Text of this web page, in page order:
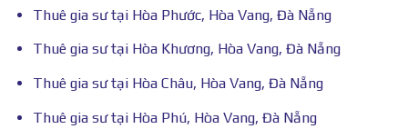
Thuê gia sư tại Hòa Phước, Hòa Vang, Đà Nẵng
Thuê gia sư tại Hòa Khương, Hòa Vang, Đà Nẵng
Thuê gia sư tại Hòa Châu, Hòa Vang, Đà Nẵng
Thuê gia sư tại Hòa Phú, Hòa Vang, Đà Nẵng